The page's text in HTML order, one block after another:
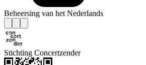
Beheersing van het Nederlands
Stichting Concertzender